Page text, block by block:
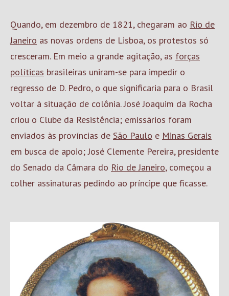
Quando, em dezembro de 1821, chegaram ao Rio de
Janeiro as novas ordens de Lisboa, os protestos só
cresceram. Em meio a grande agitação, as forças
políticas brasileiras uniram-se para impedir o
regresso de D. Pedro, o que significaria para o Brasil
voltar à situação de colônia. José Joaquim da Rocha
criou o Clube da Resistência; emissários foram
enviados às províncias de São Paulo e Minas Gerais
em busca de apoio; José Clemente Pereira, presidente
do Senado da Câmara do Rio de Janeiro, começou a
colher assinaturas pedindo ao príncipe que ficasse.